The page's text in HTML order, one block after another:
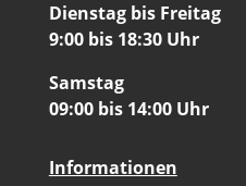
Dienstag bis Freitag
9:00 bis 18:30 Uhr
Samstag
09:00 bis 14:00 Uhr
Informationen